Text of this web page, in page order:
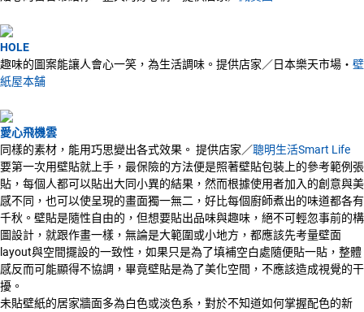
HOLE
趣味的圖案能讓人會心一笑，為生活調味。提供店家／日本樂天市場‧ 壁
紙屋本舗
愛心飛機雲
同樣的素材，能用巧思變出各式效果。 提供店家／聰明生活Smart Life
要第一次用壁貼就上手，最保險的方法便是照著壁貼包裝上的參考範例張
貼，每個人都可以貼出大同小異的結果，然而根據使用者加入的創意與美
感不同，也可以使呈現的畫面獨一無二，好比每個廚師煮出的味道都各有
千秋。壁貼是隨性自由的，但想要貼出品味與趣味，絕不可輕忽事前的構
圖設計，就跟作畫一樣，無論是大範圍或小地方，都應該先考量壁面
layout與空間擺設的一致性，如果只是為了填補空白處隨便貼一貼，整體
感反而可能顯得不協調，畢竟壁貼是為了美化空間，不應該造成視覺的干
擾。
未貼壁紙的居家牆面多為白色或淡色系，對於不知道如何掌握配色的新